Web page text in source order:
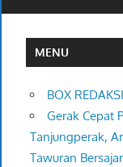
MENU
BOX REDAKSI
Gerak Cepat
Tanjungperak,
Tawuran